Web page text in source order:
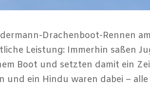
Drachenboot-Rennen
Leistung: Immerhin saßen
Boot und setzten damit ein
und ein Hindu waren dabei –